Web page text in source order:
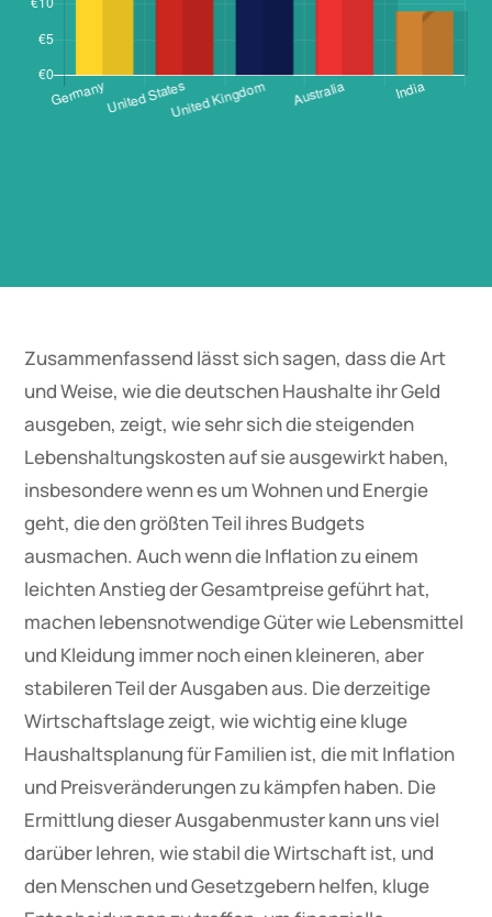
Zusammenfassend lässt sich sagen, dass die Art
und Weise, wie die deutschen Haushalte ihr Geld
ausgeben, zeigt, wie sehr sich die steigenden
Lebenshaltungskosten auf sie ausgewirkt haben,
insbesondere wenn es um Wohnen und Energie
geht, die den größten Teil ihres Budgets
ausmachen. Auch wenn die Inflation zu einem
leichten Anstieg der Gesamtpreise geführt hat,
machen lebensnotwendige Güter wie Lebensmittel
und Kleidung immer noch einen kleineren, aber
stabileren Teil der Ausgaben aus. Die derzeitige
Wirtschaftslage zeigt, wie wichtig eine kluge
Haushaltsplanung für Familien ist, die mit Inflation
und Preisveränderungen zu kämpfen haben. Die
Ermittlung dieser Ausgabenmuster kann uns viel
darüber lehren, wie stabil die Wirtschaft ist, und
den Menschen und Gesetzgebern helfen, kluge